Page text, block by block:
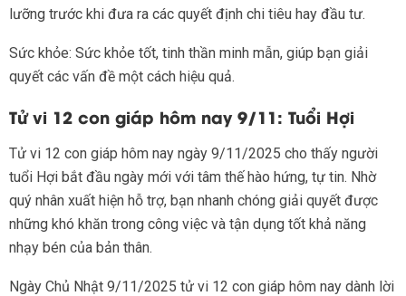
lưỡng trước khi đưa ra các quyết định chi tiêu hay đầu tư.
Sức khỏe: Sức khỏe tốt, tinh thần minh mẫn, giúp bạn giải
quyết các vấn đề một cách hiệu quả.
Tử vi 12 con giáp hôm nay 9/11: Tuổi Hợi
Tử vi 12 con giáp hôm nay ngày 9/11/2025 cho thấy người
tuổi Hợi bắt đầu ngày mới với tâm thế hào hứng, tự tin. Nhờ
quý nhân xuất hiện hỗ trợ, bạn nhanh chóng giải quyết được
những khó khăn trong công việc và tận dụng tốt khả năng
nhạy bén của bản thân.
Ngày Chủ Nhật 9/11/2025 tử vi 12 con giáp hôm nay dành lời